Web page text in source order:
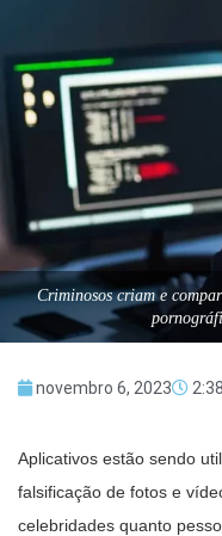
Criminosos criam e
novembro 6, 2023
Aplicativos estão sendo
falsificação de fotos e
celebridades quanto